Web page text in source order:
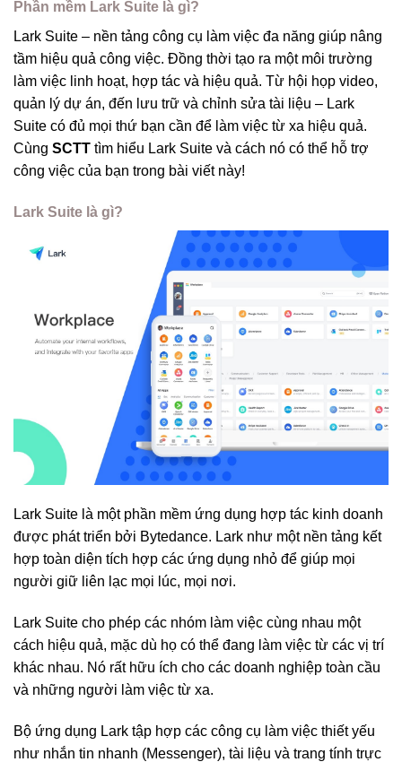
Phần mềm Lark Suite là gì?
Lark Suite – nền tảng công cụ làm việc đa năng giúp nâng
tầm hiệu quả công việc. Đồng thời tạo ra một môi trường
làm việc linh hoạt, hợp tác và hiệu quả. Từ hội họp video,
quản lý dự án, đến lưu trữ và chỉnh sửa tài liệu – Lark
Suite có đủ mọi thứ bạn cần để làm việc từ xa hiệu quả.
Cùng SCTT tìm hiểu Lark Suite và cách nó có thể hỗ trợ
công việc của bạn trong bài viết này!
Lark Suite là gì?
Lark Suite là một phần mềm ứng dụng hợp tác kinh doanh
được phát triển bởi Bytedance. Lark như một nền tảng kết
hợp toàn diện tích hợp các ứng dụng nhỏ để giúp mọi
người giữ liên lạc mọi lúc, mọi nơi.
Lark Suite cho phép các nhóm làm việc cùng nhau một
cách hiệu quả, mặc dù họ có thể đang làm việc từ các vị trí
khác nhau. Nó rất hữu ích cho các doanh nghiệp toàn cầu
và những người làm việc từ xa.
Bộ ứng dụng Lark tập hợp các công cụ làm việc thiết yếu
như nhắn tin nhanh (Messenger), tài liệu và trang tính trực